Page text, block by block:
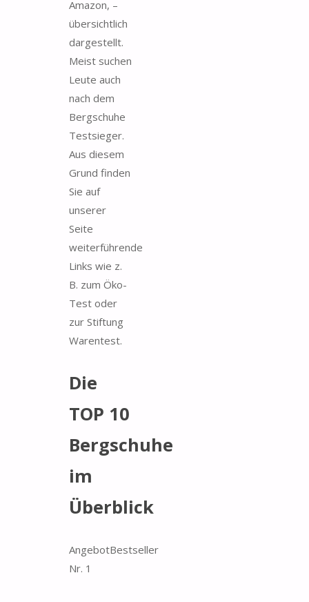
Amazon, –
übersichtlich
dargestellt.
Meist suchen
Leute auch
nach dem
Bergschuhe
Testsieger.
Aus diesem
Grund finden
Sie auf
unserer
Seite
weiterführende
Links wie z.
B. zum Öko-
Test oder
zur Stiftung
Warentest.
Die
TOP 10
Bergschuhe
im
Überblick
AngebotBestseller
Nr. 1